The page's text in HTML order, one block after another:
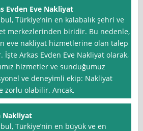
Evden Eve Nakliyat
Türkiye’nin en kalabalık şehri ve
merkezlerinden biridir. Bu nedenle,
eve nakliyat hizmetlerine olan talep
İşte Arkas Evden Eve Nakliyat olarak,
hizmetler ve sunduğumuz
ve deneyimli ekip: Nakliyat
zorlu olabilir. Ancak,
Nakliyat
Türkiye’nin en büyük ve en